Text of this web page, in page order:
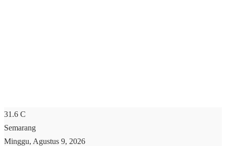
31.6 C
Semarang
Minggu, Agustus 9, 2026